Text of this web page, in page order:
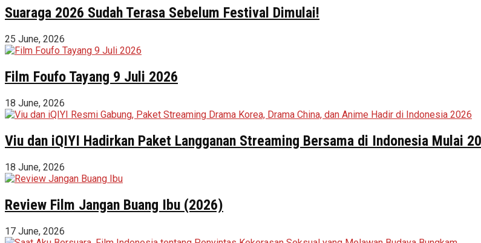
Suaraga 2026 Sudah Terasa Sebelum Festival Dimulai!
25 June, 2026
Film Foufo Tayang 9 Juli 2026
18 June, 2026
Viu dan iQIYI Hadirkan Paket Langganan Streaming Bersama di Indonesia Mulai
18 June, 2026
Review Film Jangan Buang Ibu (2026)
17 June, 2026